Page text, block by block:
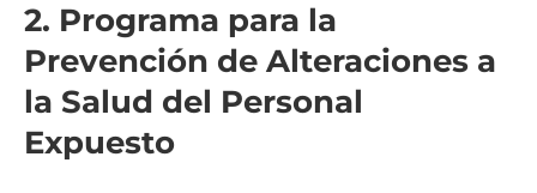
2. Programa para la
Prevención de Alteraciones a
la Salud del Personal
Expuesto